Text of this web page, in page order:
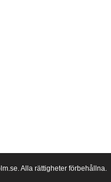
Alla rättigheter förbehållna.